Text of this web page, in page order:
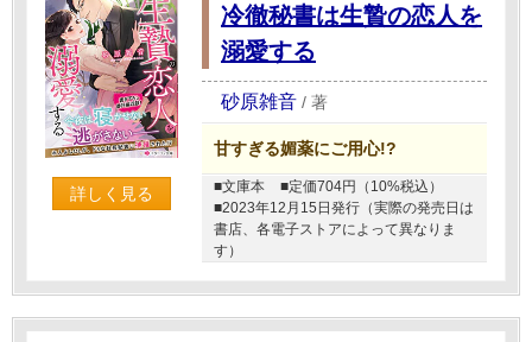
詳しく見る
冷徹秘書は生贄の恋人を
溺愛する
砂原雑音 / 著
甘すぎる媚薬にご用心!?
■文庫本
■定価704円（10%税込）
■2023年12月15日発行（実際の発売日は
書店、各電子ストアによって異なりま
す）